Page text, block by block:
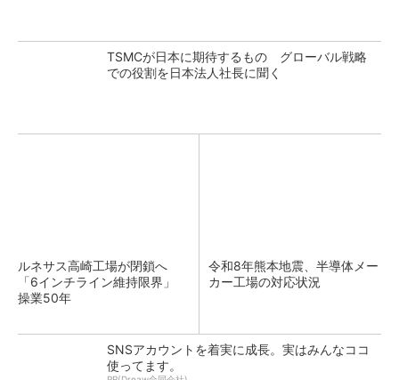
TSMCが日本に期待するもの グローバル戦略
での役割を日本法人社長に聞く
ルネサス高崎工場が閉鎖へ
「6インチライン維持限界」
操業50年
令和8年熊本地震、半導体メー
カー工場の対応状況
SNSアカウントを着実に成長。実はみんなココ
使ってます。